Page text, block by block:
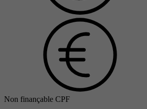
Non finançable CPF